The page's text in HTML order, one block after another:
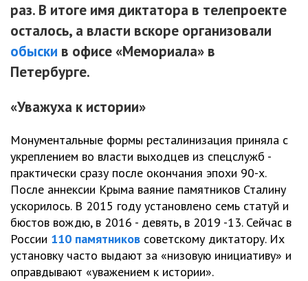
раз. В итоге имя диктатора в телепроекте
осталось, а власти вскоре организовали
обыски в офисе «Мемориала» в
Петербурге.
«Уважуха к истории»
Монументальные формы ресталинизация приняла с
укреплением во власти выходцев из спецслужб -
практически сразу после окончания эпохи 90-х.
После аннексии Крыма ваяние памятников Сталину
ускорилось. В 2015 году установлено семь статуй и
бюстов вождю, в 2016 - девять, в 2019 -13. Сейчас в
России 110 памятников советскому диктатору. Их
установку часто выдают за «низовую инициативу» и
оправдывают «уважением к истории».